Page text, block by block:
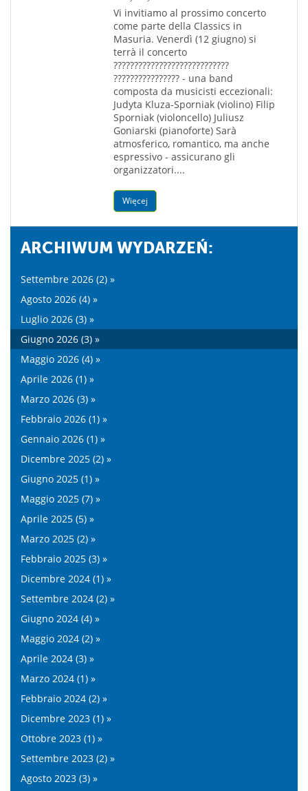
Vi invitiamo al prossimo concerto
come parte della Classics in
Masuria. Venerdì (12 giugno) si
terrà il concerto
????????????????????????????
???????????????? - una band
composta da musicisti eccezionali:
Judyta Kluza-Sporniak (violino) Filip
Sporniak (violoncello) Juliusz
Goniarski (pianoforte) Sarà
atmosferico, romantico, ma anche
espressivo - assicurano gli
organizzatori....
Więcej
ARCHIWUM WYDARZEŃ:
Settembre 2026 (2) »
Agosto 2026 (4) »
Luglio 2026 (3) »
Giugno 2026 (3) »
Maggio 2026 (4) »
Aprile 2026 (1) »
Marzo 2026 (3) »
Febbraio 2026 (1) »
Gennaio 2026 (1) »
Dicembre 2025 (2) »
Giugno 2025 (1) »
Maggio 2025 (7) »
Aprile 2025 (5) »
Marzo 2025 (2) »
Febbraio 2025 (3) »
Dicembre 2024 (1) »
Settembre 2024 (2) »
Giugno 2024 (4) »
Maggio 2024 (2) »
Aprile 2024 (3) »
Marzo 2024 (1) »
Febbraio 2024 (2) »
Dicembre 2023 (1) »
Ottobre 2023 (1) »
Settembre 2023 (2) »
Agosto 2023 (3) »